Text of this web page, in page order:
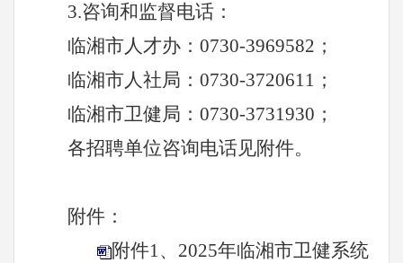
3.咨询和监督电话：
临湘市人才办： 0730-3969582；
临湘市人社局： 0730-3720611；
临湘市卫健局： 0730-3731930；
各招聘单位咨询电话见附件。
附件：
附件1、2025年临湘市卫健系统